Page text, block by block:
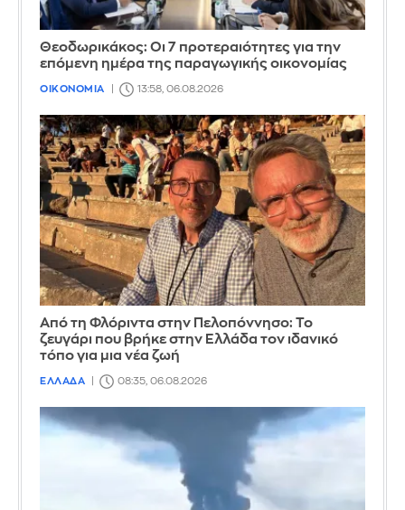
Θεοδωρικάκος: Οι 7 προτεραιότητες για την
επόμενη ημέρα της παραγωγικής οικονομίας
ΟΙΚΟΝΟΜΙΑ 13:58, 06.08.2026
Από τη Φλόριντα στην Πελοπόννησο: Το
ζευγάρι που βρήκε στην Ελλάδα τον ιδανικό
τόπο για μια νέα ζωή
ΕΛΛΑΔΑ 08:35, 06.08.2026